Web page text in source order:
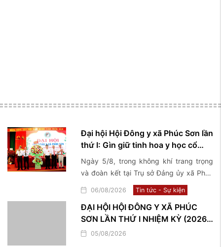
Đại hội Hội Đông y xã Phúc Sơn lần
thứ I: Gìn giữ tinh hoa y học cổ
truyền, lan tỏa giá trị nhân văn vì
sức khỏe cộng đồng
Ngày 5/8, trong không khí trang trọng
và đoàn kết tại Trụ sở Đảng ủy xã Phúc
Sơn, Hội Đông y xã Phúc Sơn đã long
trọng tổ chức Đại hội lần thứ I, nhiệm kỳ
2026–2031, đánh dấu một bước phát
triển mới trong công tác kế thừa, bảo
tồn và phát huy những giá trị quý báu
06/08/2026 Tin tức - Sự kiện
ĐẠI HỘI HỘI ĐÔNG Y XÃ PHÚC
SƠN LẦN THỨ I NHIỆM KỲ (2026 –
2031)
05/08/2026